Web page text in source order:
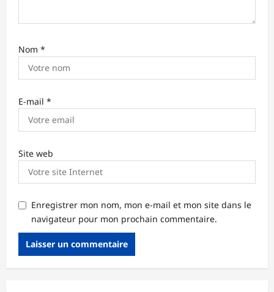
Nom *
E-mail *
Site web
Enregistrer mon nom, mon e-mail et mon site dans le
navigateur pour mon prochain commentaire.